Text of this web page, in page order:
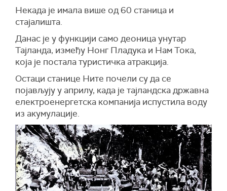
Некада је имала више од 60 станица и
стајалишта.
Данас је у функцији само деоница унутар
Тајланда, између Нонг Пладука и Нам Тока,
која је постала туристичка атракција.
Остаци станице Ните почели су да се
појављују у априлу, када је тајландска државна
електроенергетска компанија испустила воду
из акумулације.